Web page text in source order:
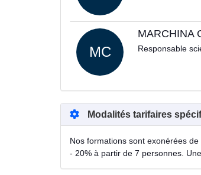
MC
MARCHINA
Responsable
Modalités tarifaires
Nos formations sont exonérées
- 20% à partir de 7 personnes.